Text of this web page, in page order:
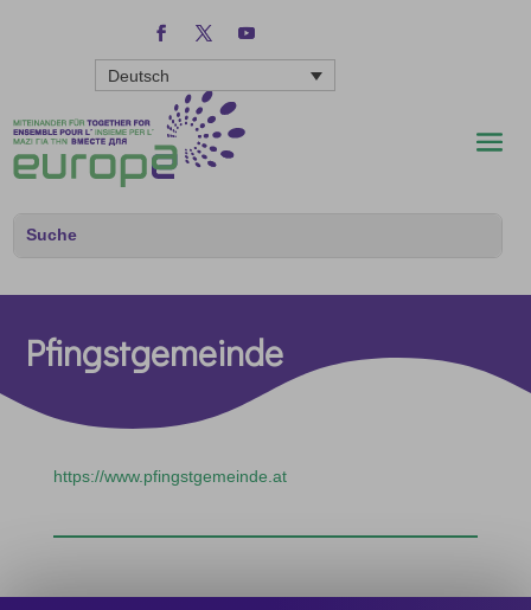
Deutsch
Pfingstgemeinde
https://www.pfingstgemeinde.at